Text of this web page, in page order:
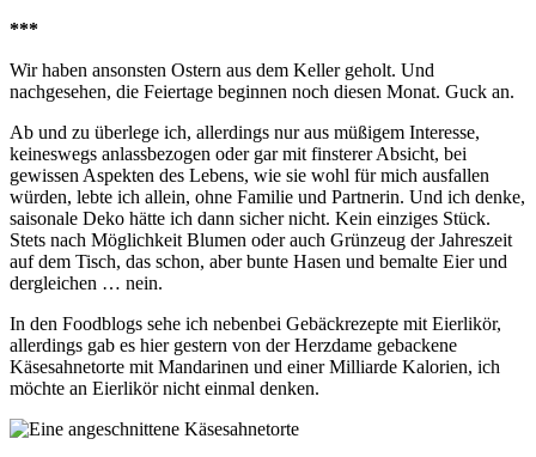
***
Wir haben ansonsten Ostern aus dem Keller geholt. Und
nachgesehen, die Feiertage beginnen noch diesen Monat. Guck an.
Ab und zu überlege ich, allerdings nur aus müßigem Interesse,
keineswegs anlassbezogen oder gar mit finsterer Absicht, bei
gewissen Aspekten des Lebens, wie sie wohl für mich ausfallen
würden, lebte ich allein, ohne Familie und Partnerin. Und ich denke,
saisonale Deko hätte ich dann sicher nicht. Kein einziges Stück.
Stets nach Möglichkeit Blumen oder auch Grünzeug der Jahreszeit
auf dem Tisch, das schon, aber bunte Hasen und bemalte Eier und
dergleichen … nein.
In den Foodblogs sehe ich nebenbei Gebäckrezepte mit Eierlikör,
allerdings gab es hier gestern von der Herzdame gebackene
Käsesahnetorte mit Mandarinen und einer Milliarde Kalorien, ich
möchte an Eierlikör nicht einmal denken.